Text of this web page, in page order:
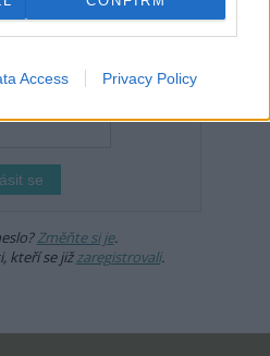
Access Privacy Policy
ZAPOJIT PO PŘIHLÁŠENÍ
Změňte si je.
kteří se jižzaregistrovali.